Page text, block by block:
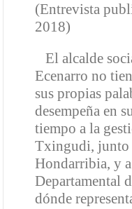
(Entrevista
2018)
El alcalde
Ecenarro no
sus propias
desempeña en
tiempo a la
Txingudi, junto
Hondarribia, y
Departamental
dónde